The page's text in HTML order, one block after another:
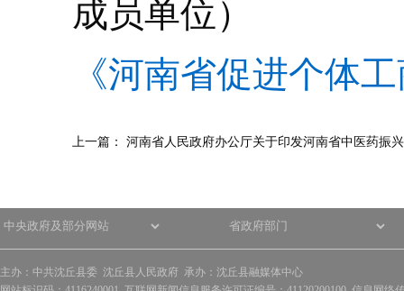
成员单位）
《河南省促进个体
上一篇： 河南省人民政府办公厅关于印发河南省中医药振
主办：中共沈丘县委 沈丘县人民政府 承办：沈丘县融媒体中心